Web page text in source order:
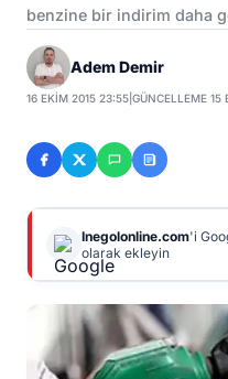
benzine bir indirim daha
Adem Demir
16 EKIM 2015 23:55 |GÜNCELLEME
Inegolonline.com'i
olarak ekleyin